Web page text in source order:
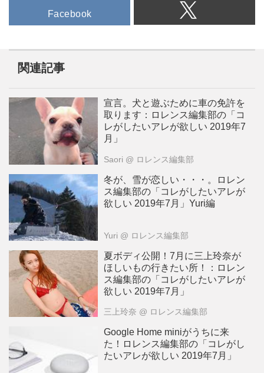
Facebook
関連記事
宣言。犬と遊ぶために車の免許を
取ります：ロレンス編集部の「コ
レがしたいアレが欲しい 2019年7
月」
Saori @ ロレンス編集部
冬が、雪が恋しい・・・。ロレン
ス編集部の「コレがしたいアレが
欲しい 2019年7月」Yuri編
Yuri @ ロレンス編集部
夏ボディ公開！7月に三上玲奈が
ほしいもの行きたい所！：ロレン
ス編集部の「コレがしたいアレが
欲しい 2019年7月」
三上玲奈 @ ロレンス編集部
Google Home miniがうちに来
た！ロレンス編集部の「コレがし
たいアレが欲しい 2019年7月」